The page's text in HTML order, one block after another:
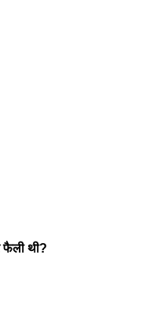
फैली थी?